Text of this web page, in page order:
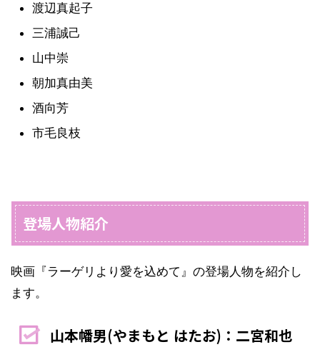
渡辺真起子
三浦誠己
山中崇
朝加真由美
酒向芳
市毛良枝
登場人物紹介
映画『ラーゲリより愛を込めて』の登場人物を紹介し
ます。
山本幡男(やまもと はたお)：二宮和也